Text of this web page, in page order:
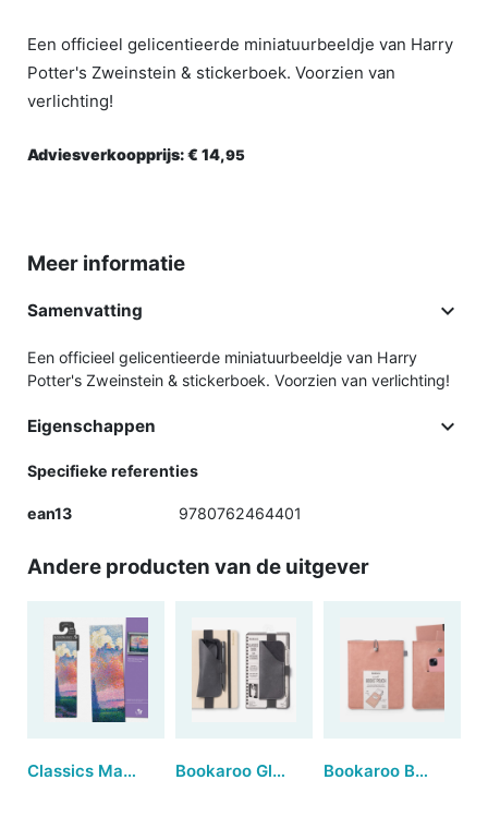
Een officieel gelicentieerde miniatuurbeeldje van Harry
Potter's Zweinstein & stickerboek. Voorzien van
verlichting!
Adviesverkoopprijs:€ 14,95
Meer informatie
Samenvatting 
Een officieel gelicentieerde miniatuurbeeldje van Harry
Potter's Zweinstein & stickerboek. Voorzien van verlichting!
Eigenschappen 
Specifieke referenties
ean13 9780762464401
Andere producten van de uitgever
Classics Magnetic Bookmarks - The Pink Cloud (set van 3) Bookaroo Glasses Case - Charcoal Bookaroo Books & Stuff Pouch - Blush